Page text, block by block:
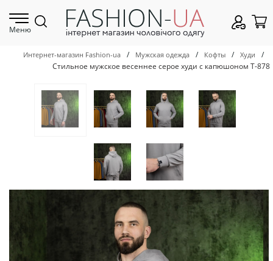
Меню
Интернет-магазин Fashion-ua / Мужская одежда / Кофты / Худи
/
Стильное мужское весеннее серое худи с капюшоном Т-878